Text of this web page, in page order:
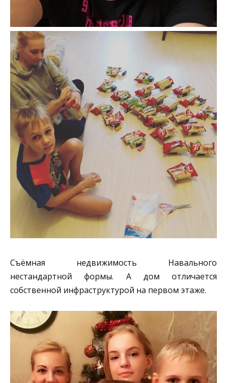
Съёмная недвижимость Навального
нестандартной формы. А дом отличается
собственной инфраструктурой на первом этаже.